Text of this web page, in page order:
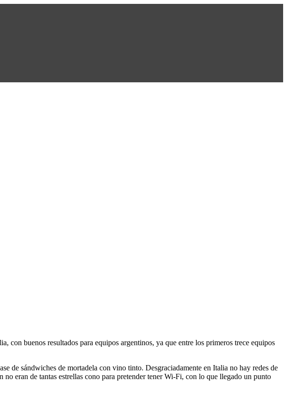
buenos resultados para equipos argentinos, ya que entre los primeros trece equipos
de sándwiches de mortadela con vino tinto. Desgraciadamente en Italia no hay redes de
eran de tantas estrellas cono para pretender tener Wi-Fi, con lo que llegado un punto